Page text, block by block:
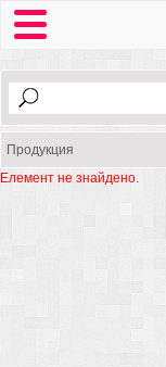
Продукция
Елемент не знайдено.